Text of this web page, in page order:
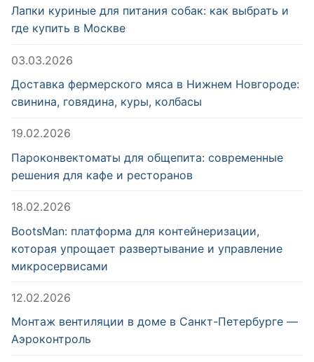
Лапки куриные для питания собак: как выбрать и
где купить в Москве
03.03.2026
Доставка фермерского мяса в Нижнем Новгороде:
свинина, говядина, куры, колбасы
19.02.2026
Пароконвектоматы для общепита: современные
решения для кафе и ресторанов
18.02.2026
BootsMan: платформа для контейнеризации,
которая упрощает развертывание и управление
микросервисами
12.02.2026
Монтаж вентиляции в доме в Санкт-Петербурге —
Аэроконтроль